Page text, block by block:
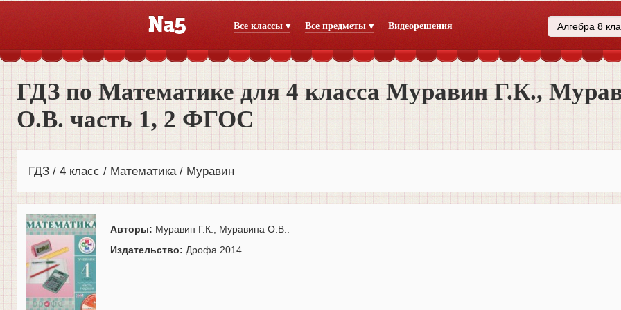
Все классы ▾ Все предметы ▾ Видеорешения
ГДЗ по Математике для 4 класса Муравин Г.К.,
О.В. часть 1, 2 ФГОС
ГДЗ 4 класс Математика Муравин
Авторы: Муравин Г.К., Муравина О.В..
Издательство: Дрофа 2014